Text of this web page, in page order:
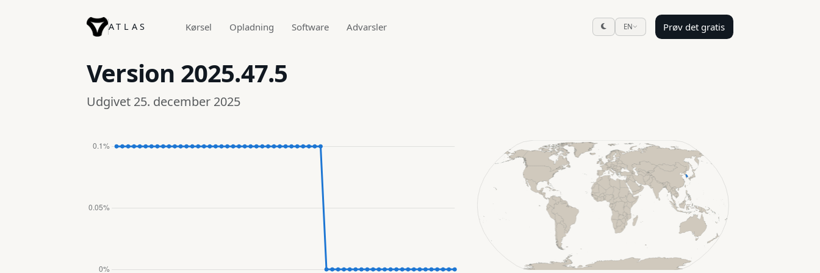
ATLAS Kørsel Opladning Software Advarsler EN Prøv det gratis
Version 2025.47.5
Udgivet 25. december 2025